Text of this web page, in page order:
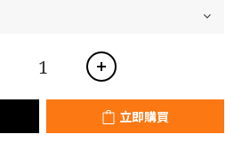
立即購買